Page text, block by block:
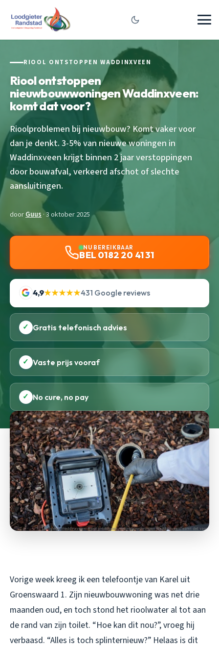
RIOOL ONTSTOPPEN WADDINXVEEN
Riool ontstoppen
nieuwbouwwoningen Waddinxveen:
komt dat voor?
Rioolproblemen bij nieuwbouw? Komt vaker voor
dan je denkt. 3-5% van nieuwe woningen in
Waddinxveen krijgt binnen 2 jaar verstoppingen
door bouwafval, verkeerd afschot of slechte
aansluitingen.
doorGuus · 3 oktober 2025
NU BEREIKBAAR
BEL 0182 20 41 31
4,9★★★★★431 Google reviews
✓ Gratis telefonisch advies
✓ Vaste prijs vooraf
✓ No cure, no pay
Vorige week kreeg ik een telefoontje van Karel uit
Groenswaard 1. Zijn nieuwbouwwoning was net drie
maanden oud, en toch stond het rioolwater al tot aan
de rand van zijn toilet. “Hoe kan dit nou?”, vroeg hij
verbaasd. “Alles is toch splinternieuw?” Helaas is dit